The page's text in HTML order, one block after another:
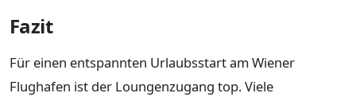
Fazit
Für einen entspannten Urlaubsstart am Wiener
Flughafen ist der Loungenzugang top. Viele